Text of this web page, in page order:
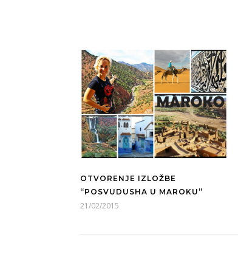
OTVORENJE IZLOŽBE
“POSVUDUSHA U MAROKU”
21/02/2015